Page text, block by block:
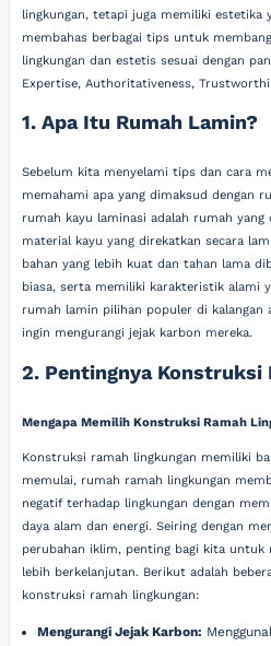
lingkungan, tetapi juga memiliki estetika
membahas berbagai tips untuk
lingkungan dan estetis sesuai dengan
Expertise, Authoritativeness,
1. Apa Itu Rumah Lamin?
Sebelum kita menyelami tips dan cara
memahami apa yang dimaksud dengan
rumah kayu laminasi adalah rumah yang
material kayu yang direkatkan secara
bahan yang lebih kuat dan tahan lama
biasa, serta memiliki karakteristik alami
rumah lamin pilihan populer di kalangan
ingin mengurangi jejak karbon mereka.
2. Pentingnya Konstruksi
Mengapa Memilih Konstruksi Ramah
Konstruksi ramah lingkungan memiliki
memulai, rumah ramah lingkungan
negatif terhadap lingkungan dengan
daya alam dan energi. Seiring dengan
perubahan iklim, penting bagi kita untuk
lebih berkelanjutan. Berikut adalah
konstruksi ramah lingkungan:
Mengurangi Jejak Karbon: